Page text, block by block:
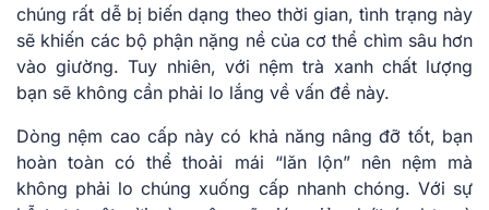
chúng rất dễ bị biến dạng theo thời gian, tình trạng này
sẽ khiến các bộ phận nặng nề của cơ thể chìm sâu hơn
vào giường. Tuy nhiên, với nệm trà xanh chất lượng
bạn sẽ không cần phải lo lắng về vấn đề này.
Dòng nệm cao cấp này có khả năng nâng đỡ tốt, bạn
hoàn toàn có thể thoải mái “lăn lộn” nên nệm mà
không phải lo chúng xuống cấp nhanh chóng. Với sự